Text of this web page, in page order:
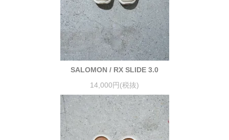
SALOMON / RX SLIDE 3.0
14,000円(税抜)